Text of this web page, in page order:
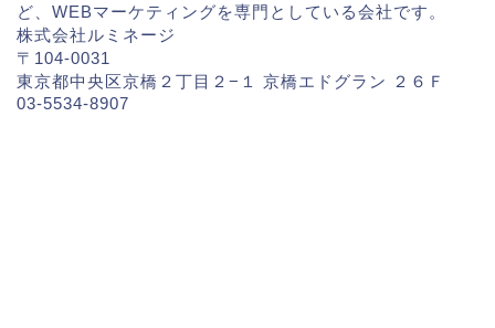
ど、WEBマーケティングを専門としている会社です。
株式会社ルミネージ
〒104-0031
東京都中央区京橋２丁目２−１ 京橋エドグラン ２６Ｆ
03-5534-8907